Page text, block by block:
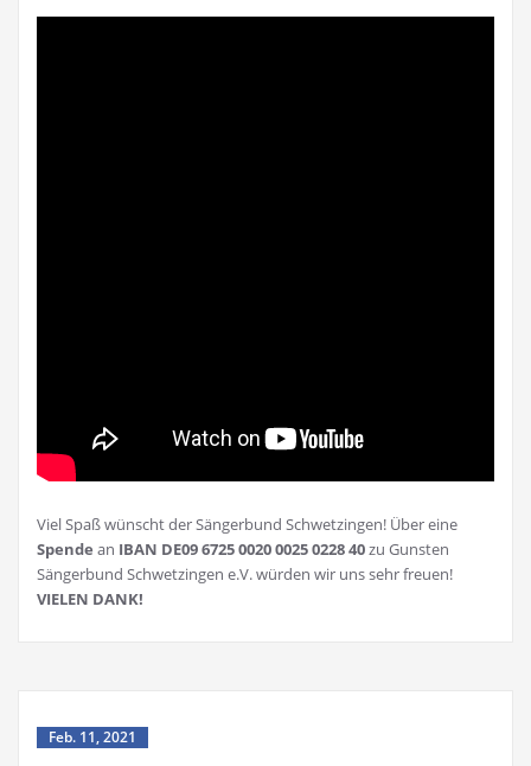
Viel Spaß wünscht der Sängerbund Schwetzingen! Über eine
Spende an IBAN DE09 6725 0020 0025 0228 40zu Gunsten
Sängerbund Schwetzingen e.V. würden wir uns sehr freuen!
VIELEN DANK!
Feb. 11, 2021